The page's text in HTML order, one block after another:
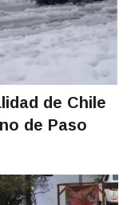
de Chile
de Paso